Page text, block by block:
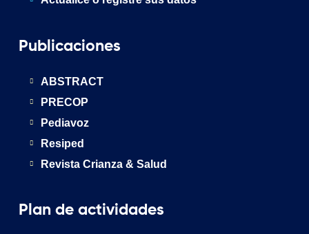
Publicaciones
ABSTRACT
PRECOP
Pediavoz
Resiped
Revista Crianza & Salud
Plan de actividades